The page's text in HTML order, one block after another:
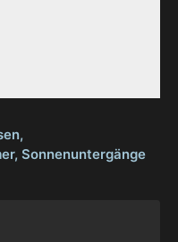
,
, Sonnenuntergänge